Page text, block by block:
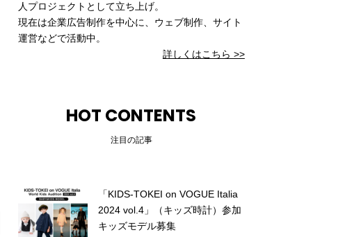
人プロジェクトとして立ち上げ。
現在は企業広告制作を中心に、ウェブ制作、サイト
運営などで活動中。
詳しくはこちら >>
HOT CONTENTS
注目の記事
「KIDS-TOKEI on VOGUE Italia
2024 vol.4」（キッズ時計）参加
キッズモデル募集